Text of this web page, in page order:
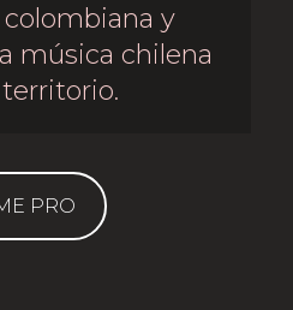
y
música chilena
PRO